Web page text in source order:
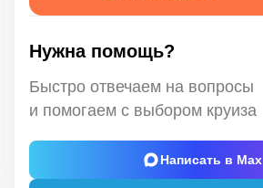
Нужна помощь?
Быстро отвечаем на вопросы
и помогаем с выбором круиза
Написать в Max